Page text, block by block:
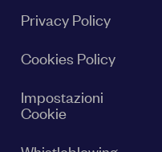
Privacy Policy
Cookies Policy
Impostazioni
Cookie